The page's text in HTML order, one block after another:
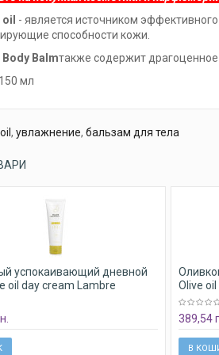
- является источником
способности кожи.
Body Balmтакже содержит
мл
, увлажнение, бальзам для тела
успокаивающий дневной
oil day cream Lambre
Olive
389,54
В